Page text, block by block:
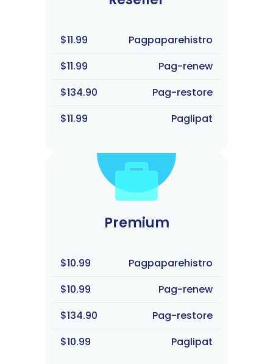
$11.99
Pagpaparehistro
$11.99
Pag-renew
$134.90
Pag-restore
$11.99
Paglipat
Premium
$10.99
Pagpaparehistro
$10.99
Pag-renew
$134.90
Pag-restore
$10.99
Paglipat